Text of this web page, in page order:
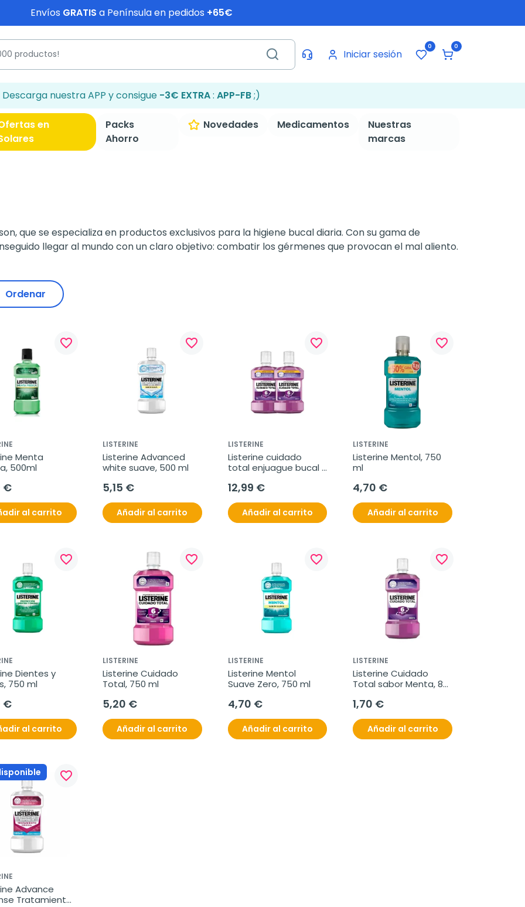
Envíos GRATIS a Península en pedidos +65€
Iniciar sesión
0 0
Descarga nuestra APP y consigue -3€ EXTRA: APP-FB;)
en
Packs
Ahorro
Novedades Medicamentos
Nuestras
marcas
que se especializa en productos exclusivos para la higiene bucal diaria. Con su gama de
llegar al mundo con un claro objetivo: combatir los gérmenes que provocan el mal aliento.
Ordenar
favorite_border
Menta
500ml
€
al carrito
favorite_border
LISTERINE
Listerine Advanced
white suave, 500 ml
5,15 €
Añadir al carrito
favorite_border
LISTERINE
Listerine cuidado
total enjuague bucal
2x1 litro
12,99 €
Añadir al carrito
favorite_border
LISTERINE
Listerine Mentol, 750
ml
4,70 €
Añadir al carrito
favorite_border
Dientes y
750 ml
€
al carrito
favorite_border
LISTERINE
Listerine Cuidado
Total, 750 ml
5,20 €
Añadir al carrito
favorite_border
LISTERINE
Listerine Mentol
Suave Zero, 750 ml
4,70 €
Añadir al carrito
favorite_border
LISTERINE
Listerine Cuidado
Total sabor Menta, 80
1,70 €
Añadir al carrito
favorite_border
Advance
Tratamiento